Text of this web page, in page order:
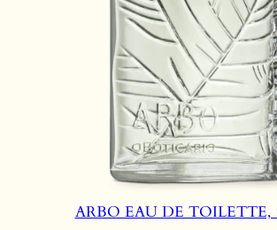
ARBO EAU DE TOILETTE,